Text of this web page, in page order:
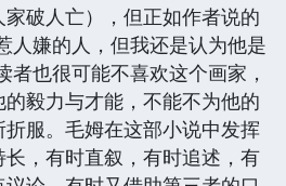
破人亡），但正如作者说的
人嫌的人，但我还是认为他是
者也很可能不喜欢这个画家，
毅力与才能，不能不为他的
服。毛姆在这部小说中发挥
，有时直叙，有时追述，有